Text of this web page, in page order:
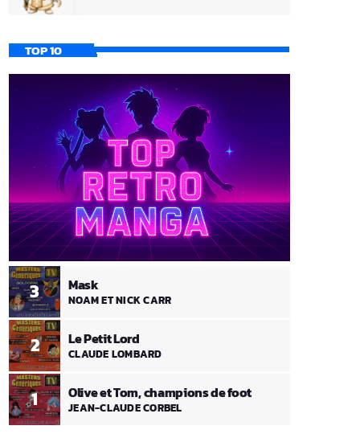
TOP 10
1 Olive et Tom, champions de foot
JEAN-CLAUDE CORBEL
2 Le Petit Lord
CLAUDE LOMBARD
3 Mask
NOAM ET NICK CARR